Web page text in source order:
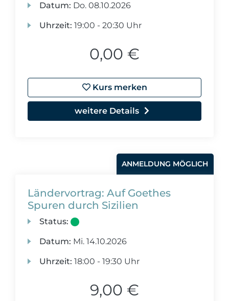
Datum: Do. 08.10.2026
Uhrzeit: 19:00 - 20:30 Uhr
0,00 €
Kurs merken
weitere Details
ANMELDUNG MÖGLICH
Ländervortrag: Auf Goethes
Spuren durch Sizilien
Status:
Datum: Mi. 14.10.2026
Uhrzeit: 18:00 - 19:30 Uhr
9,00 €